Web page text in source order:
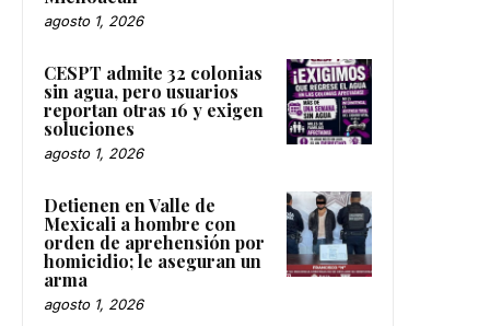
agosto 1, 2026
CESPT admite 32 colonias
sin agua, pero usuarios
reportan otras 16 y exigen
soluciones
agosto 1, 2026
Detienen en Valle de
Mexicali a hombre con
orden de aprehensión por
homicidio; le aseguran un
arma
agosto 1, 2026